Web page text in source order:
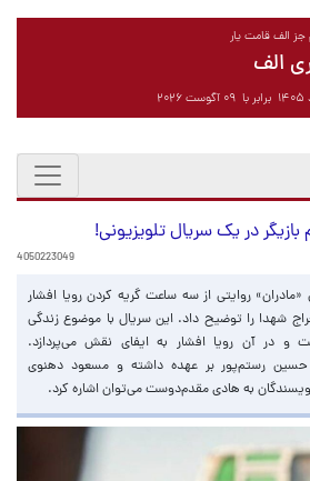
الف قامت یار
الف
در یک سریال تلویزیونی!
4050223049
روایتی از سه ساعت گریه کردن رویا افشار
شهدا را توضیح داد. این سریال با موضوع زندگی
و در آن رویا افشار به ایفای نقش می‌پردازد.
حسین رستم‌پور بر عهده داشته و مسعود دهنوی
نویسندگان به هادی مقدم‌دوست می‌توان اشاره کرد.